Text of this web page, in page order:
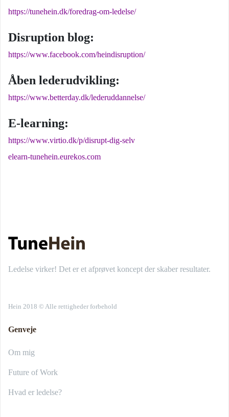
https://tunehein.dk/foredrag-om-ledelse/
Disruption blog:
https://www.facebook.com/heindisruption/
Åben lederudvikling:
https://www.betterday.dk/lederuddannelse/
E-learning:
https://www.virtio.dk/p/disrupt-dig-selv
elearn-tunehein.eurekos.com
Ledelse virker! Det er et afprøvet koncept der skaber resultater.
Hein 2018 © Alle rettigheder forbehold
Genveje
Om mig
Future of Work
Hvad er ledelse?